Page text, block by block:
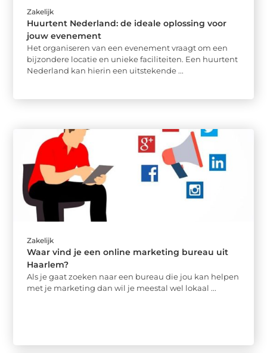
Zakelijk
Huurtent Nederland: de ideale oplossing voor
jouw evenement
Het organiseren van een evenement vraagt om een
bijzondere locatie en unieke faciliteiten. Een huurtent
Nederland kan hierin een uitstekende ...
Zakelijk
Waar vind je een online marketing bureau uit
Haarlem?
Als je gaat zoeken naar een bureau die jou kan helpen
met je marketing dan wil je meestal wel lokaal ...